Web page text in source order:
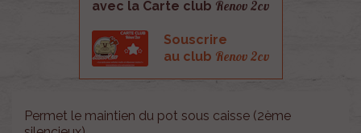
avec la Carte club Renov 2cv
Souscrire
au club Renov 2cv
Permet le maintien du pot sous caisse (2ème